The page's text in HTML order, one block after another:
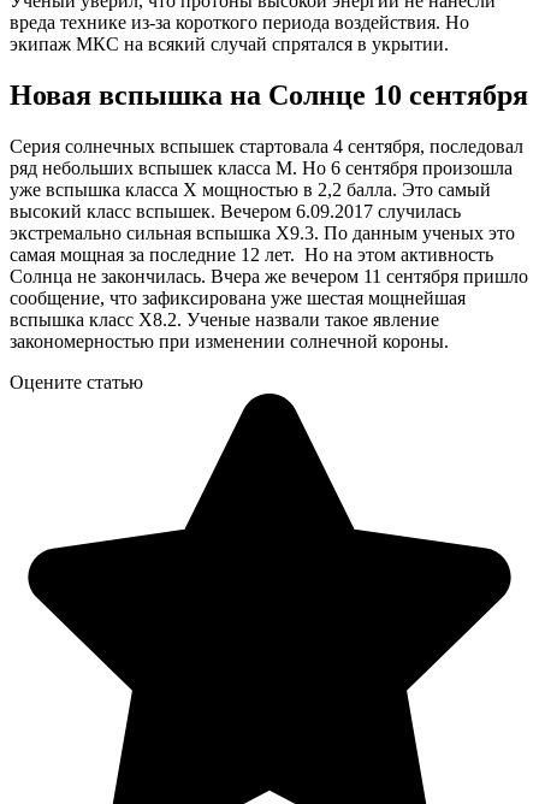
вреда технике из-за короткого периода воздействия. Но
экипаж МКС на всякий случай спрятался в укрытии.
Новая вспышка на Солнце 10 сентября
Серия солнечных вспышек стартовала 4 сентября, последовал
ряд небольших вспышек класса М. Но 6 сентября произошла
уже вспышка класса X мощностью в 2,2 балла. Это самый
высокий класс вспышек. Вечером 6.09.2017 случилась
экстремально сильная вспышка X9.3. По данным ученых это
самая мощная за последние 12 лет. Но на этом активность
Солнца не закончилась. Вчера же вечером 11 сентября пришло
сообщение, что зафиксирована уже шестая мощнейшая
вспышка класс Х8.2. Ученые назвали такое явление
закономерностью при изменении солнечной короны.
Оцените статью